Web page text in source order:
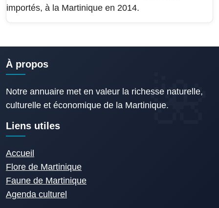
importés, à la Martinique en 2014.
À propos
Notre annuaire met en valeur la richesse naturelle,
culturelle et économique de la Martinique.
Liens utiles
Accueil
Flore de Martinique
Faune de Martinique
Agenda culturel